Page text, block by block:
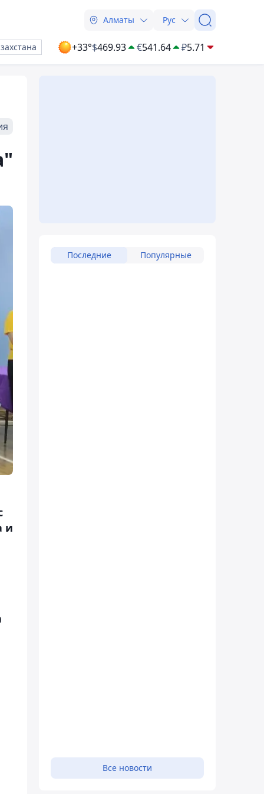
Алматы Рус
+33°$469.93 €541.64 ₽5.71
и
Последние Популярные
Все новости